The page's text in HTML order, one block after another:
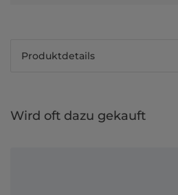
Produktdetails
Wird oft dazu gekauft